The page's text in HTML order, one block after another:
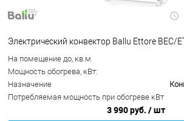
Электрический конвектор Ballu Ettore BEC/
На помещение до, кв.м
Мощность обогрева, кВт:
Назначение
Потребляемая мощность при обогреве кВт
3 990 руб. / шт